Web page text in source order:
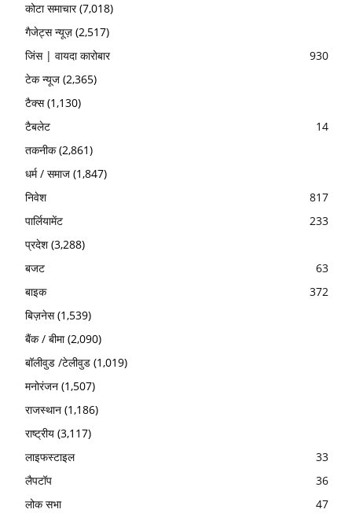
कोटा समाचार(7,018)
गैजेट्स न्यूज़ (2,517)
जिंस | वायदा कारोबार
930
टेक न्यूज (2,365)
टैक्स(1,130)
टैबलेट
14
तकनीक(2,861)
धर्म / समाज (1,847)
निवेश
817
पार्लियामेंट
233
प्रदेश(3,288)
बजट
63
बाइक
372
बिज़नेस(1,539)
बैंक / बीमा(2,090)
बॉलीवुड /टेलीवुड (1,019)
मनोरंजन (1,507)
राजस्थान (1,186)
राष्ट्रीय (3,117)
लाइफस्टाइल
33
लैपटॉप
36
लोक सभा
47